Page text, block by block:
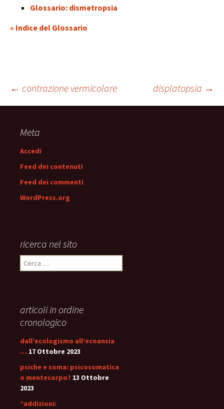
Glossario: dismetropsia
« Indice del Glossario
Navigazione
articolo
← contrazione vermicolare displatopsia →
Meta
Accedi
Feed dei contenuti
Feed dei commenti
WordPress.org
ricerca nel sito
Ricerca
per:
articoli in ordine
cronologico
dall’ecologismo all’ecoansia
… 17 Ottobre 2023
psiche e soma: psicosomatica
o mentecorpo? 13 Ottobre
2023
“addizioni: